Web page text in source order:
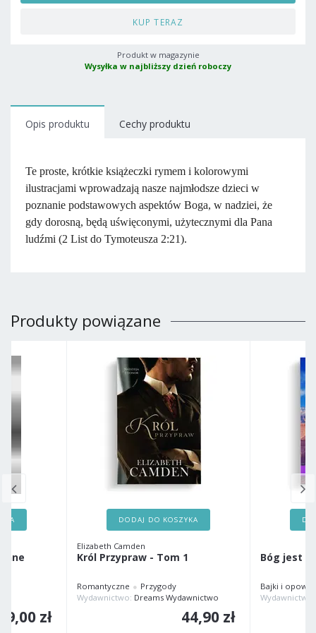
KUP TERAZ
Produkt w magazynie
Wysyłka w najbliższy dzień roboczy
Opis produktu Cechy produktu
Te proste, krótkie książeczki rymem i kolorowymi
ilustracjami wprowadzają nasze najmłodsze dzieci w
poznanie podstawowych aspektów Boga, w nadziei, że
gdy dorosną, będą uświęconymi, użytecznymi dla Pana
ludźmi (2 List do Tymoteusza 2:21).
Produkty powiązane
inne
CHRZEŚCIJAŃSTWO
zł
DODAJ DO KOSZYKA
Elizabeth Camden
Król Przypraw - Tom 1
Romantyczne
Przygody
Wydawnictwo: Dreams Wydawnictwo
44,90 zł
Bóg jest
Bajki i